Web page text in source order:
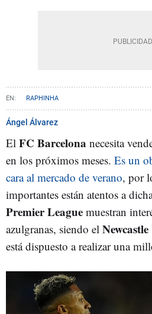
RAPHINHA
Ángel Álvarez
El FC Barcelona necesita
en los próximos meses. Es un
cara al mercado de verano, por
importantes están atentos a
Premier League muestran
azulgranas, siendo el
está dispuesto a realizar una